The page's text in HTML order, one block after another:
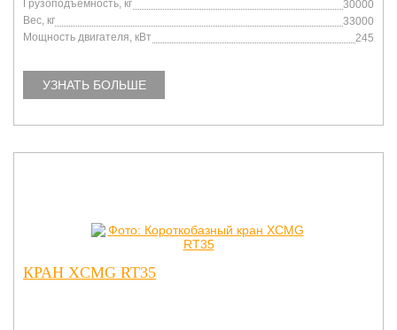
Грузоподъемность, кг
30000
Вес, кг
33000
Мощность двигателя, кВт
245
УЗНАТЬ БОЛЬШЕ
КРАН XCMG RT35